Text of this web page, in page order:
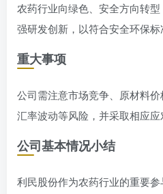
农药行业向绿色、安全方向转
强研发创新，以符合安全环保标
重大事项
公司需注意市场竞争、原材料
汇率波动等风险，并采取相应应
公司基本情况小结
利民股份作为农药行业的重要